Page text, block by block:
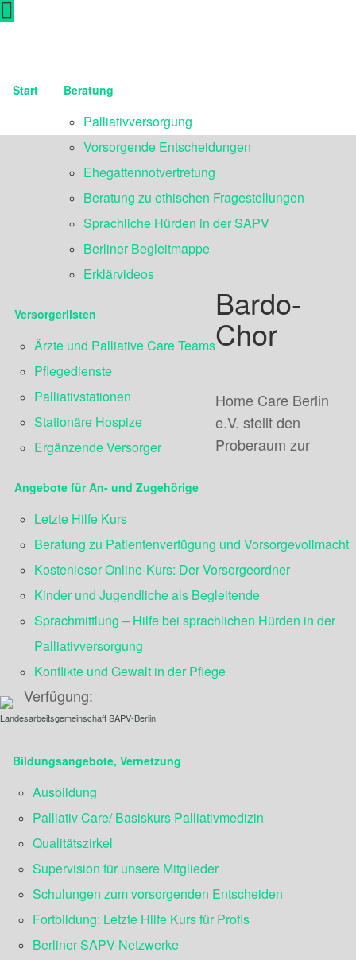
Start Beratung
Palliativversorgung
Vorsorgende Entscheidungen
Ehegattennotvertretung
Beratung zu ethischen Fragestellungen
Sprachliche Hürden in der SAPV
Berliner Begleitmappe
Erklärvideos
Versorgerlisten
Ärzte und Palliative Care Teams
Pflegedienste
Palliativstationen
Stationäre Hospize
Ergänzende Versorger
Angebote für An- und Zugehörige
Letzte Hilfe Kurs
Beratung zu Patientenverfügung und Vorsorgevollmacht
Kostenloser Online-Kurs: Der Vorsorgeordner
Kinder und Jugendliche als Begleitende
Sprachmittlung – Hilfe bei sprachlichen Hürden in der
Palliativversorgung
Konflikte und Gewalt in der Pflege
Landesarbeitsgemeinschaft SAPV-Berlin
Bildungsangebote, Vernetzung
Ausbildung
Palliativ Care/ Basiskurs Palliativmedizin
Qualitätszirkel
Supervision für unsere Mitglieder
Schulungen zum vorsorgenden Entscheiden
Fortbildung: Letzte Hilfe Kurs für Profis
Berliner SAPV-Netzwerke
Bardo-
Chor
Home Care Berlin
e.V. stellt den
Proberaum zur
Verfügung: